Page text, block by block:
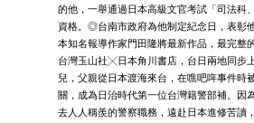
的他，一舉通過日本高級文官考試「司法科
資格。◎台南市政府為他制定紀念日，表彰
本知名報導作家門田隆將最新作品，最完整
台灣玉山社╳日本角川書店，台日兩地同步
兒，父親從日本渡海來台，在噍吧哖事件時
關，成為日治時代第一位台灣籍警部補。因
去人人稱羨的警察職務，遠赴日本進修苦讀